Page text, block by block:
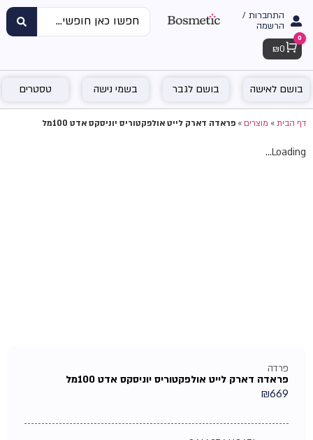
התחברות /
הרשמה
Cart
0
₪ 0
בושם לאישה בושם לגבר בשמי נישה טסטרים
דף הבית»מוצרים»פראדה דארק לייט אולפקטוריס יוניסקס אדט 100מל
Loading...
פרדה
פראדה דארק לייט אולפקטוריס יוניסקס אדט 100מל
₪669